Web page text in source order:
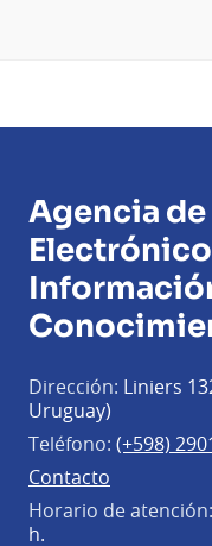
Agencia
Dirección: Liniers
Uruguay)
Teléfono: (+598)
Contacto
Horario de atención:
h.